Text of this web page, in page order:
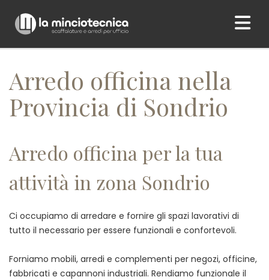
Home/ Arredo officina nella Provincia di Sondrio
Arredo officina nella
Provincia di Sondrio
Arredo officina per la tua
attività in zona Sondrio
Ci occupiamo di arredare e fornire gli spazi lavorativi di
tutto il necessario per essere funzionali e confortevoli.
Forniamo mobili, arredi e complementi per negozi, officine,
fabbricati e capannoni industriali. Rendiamo funzionale il